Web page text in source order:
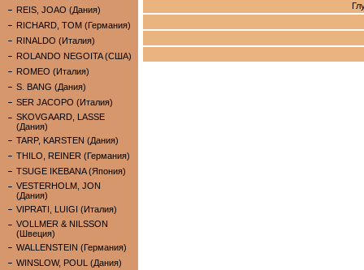
REIS, JOAO (Дания)
RICHARD, TOM (Германия)
RINALDO (Италия)
ROLANDO NEGOITA (США)
ROMEO (Италия)
S. BANG (Дания)
SER JACOPO (Италия)
SKOVGAARD, LASSE
(Дания)
TARP, KARSTEN (Дания)
THILO, REINER (Германия)
TSUGE IKEBANA (Япония)
VESTERHOLM, JON
(Дания)
VIPRATI, LUIGI (Италия)
VOLLMER & NILSSON
(Швеция)
WALLENSTEIN (Германия)
WINSLOW, POUL (Дания)